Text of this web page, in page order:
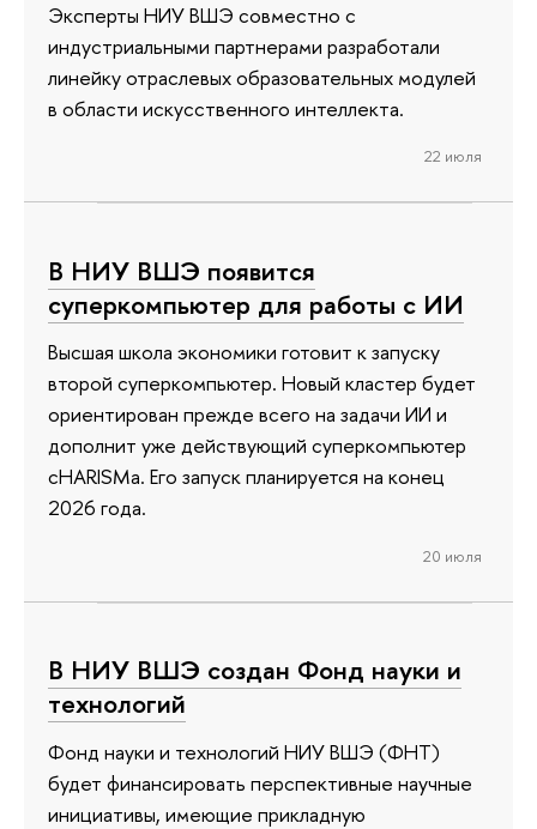
Эксперты НИУ ВШЭ совместно с
индустриальными партнерами разработали
линейку отраслевых образовательных модулей
в области искусственного интеллекта.
22 июля
В НИУ ВШЭ появится
суперкомпьютер для работы с ИИ
Высшая школа экономики готовит к запуску
второй суперкомпьютер. Новый кластер будет
ориентирован прежде всего на задачи ИИ и
дополнит уже действующий суперкомпьютер
cHARISMa. Его запуск планируется на конец
2026 года.
20 июля
В НИУ ВШЭ создан Фонд науки и
технологий
Фонд науки и технологий НИУ ВШЭ (ФНТ)
будет финансировать перспективные научные
инициативы, имеющие прикладную